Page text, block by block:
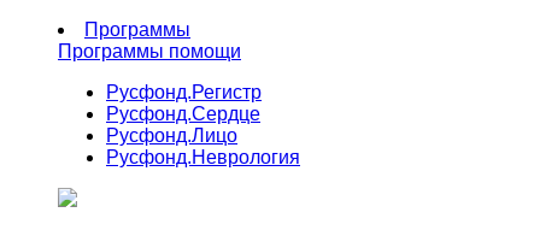
Программы
Программы помощи
Русфонд.Регистр
Русфонд.Сердце
Русфонд.Лицо
Русфонд.Неврология